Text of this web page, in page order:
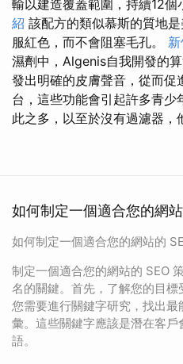
輸以建造覆蓋範圍，持續12個
紹 該配方的類似慕斯的質地
服紅色，而不會阻塞毛孔。
濕劑中，Algenis自我開發的
發出明確的皮膚聲音，從而
台，這些功能會引起許多青
此之多，以至於沒有過濾器，
如何制定一個適合您的網
如何制定一個適合您的網站的
制定一個適合您的網站的 SEO
名的關鍵。首先，了解您的目標
您需要進行關鍵字研究，找出
彙。這些關鍵字應該是潛在客
語。